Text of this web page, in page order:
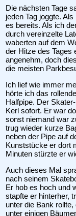
Die nächsten Tage
jeden Tag joggte.
es bereits. Als ich
durch vereinzelte
waberten auf dem
der Hitze des Tages
angenehm, doch
die meisten
Ich lief wie immer
hörte ich das
Halfpipe. Der
Kerl sofort. Er war
sonst niemand war
trug wieder kurze
neben der Pipe auf
Kunststücke er dort
Minuten stürzte er
Auch dieses Mal
nach seinem
Er hob es hoch und
stapfte er hinterher,
unter die Bank
unter einigen